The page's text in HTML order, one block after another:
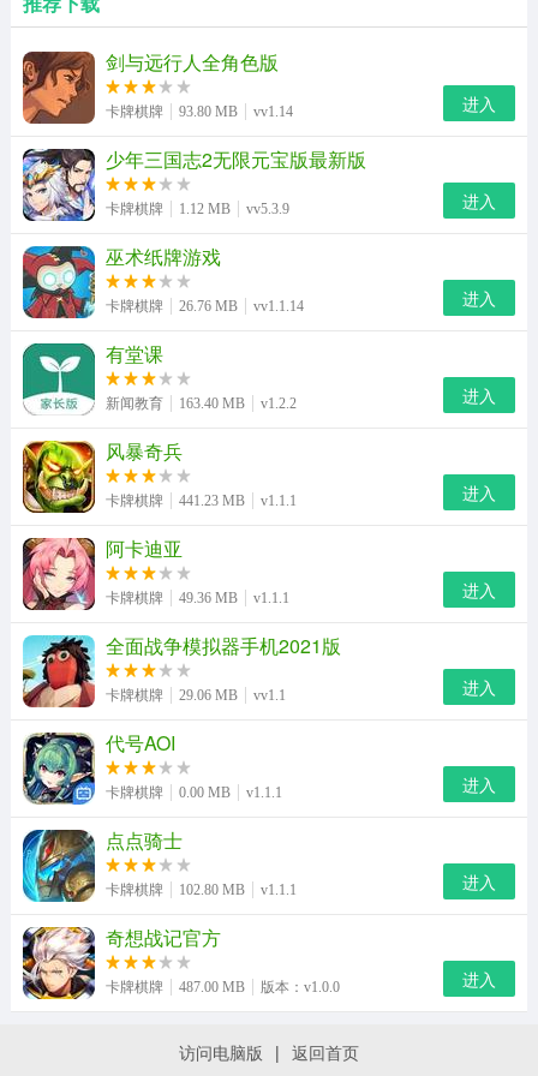
剑与远行人全角色版
卡牌棋牌 93.80 MB vv1.14 进入
少年三国志2无限元宝版最新版
卡牌棋牌 1.12 MB vv5.3.9 进入
巫术纸牌游戏
卡牌棋牌 26.76 MB vv1.1.14 进入
有堂课
新闻教育 163.40 MB v1.2.2 进入
风暴奇兵
卡牌棋牌 441.23 MB v1.1.1 进入
阿卡迪亚
卡牌棋牌 49.36 MB v1.1.1 进入
全面战争模拟器手机2021版
卡牌棋牌 29.06 MB vv1.1 进入
代号AOI
卡牌棋牌 0.00 MB v1.1.1 进入
点点骑士
卡牌棋牌 102.80 MB v1.1.1 进入
奇想战记官方
卡牌棋牌 487.00 MB 版本：v1.0.0 进入
访问电脑版 | 返回首页